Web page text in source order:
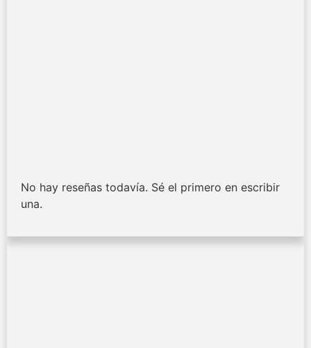
No hay reseñas todavía. Sé el primero en escribir
una.